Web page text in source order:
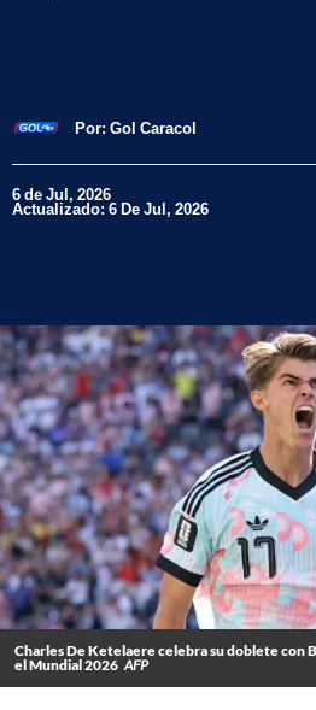
Por: Gol Caracol
6 de Jul, 2026
Actualizado: 6 De Jul, 2026
Charles De Ketelaere celebra su doblete con
el Mundial 2026 AFP